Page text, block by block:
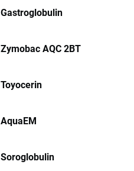
Gastroglobulin
Zymobac AQC 2BT
Toyocerin
AquaEM
Soroglobulin